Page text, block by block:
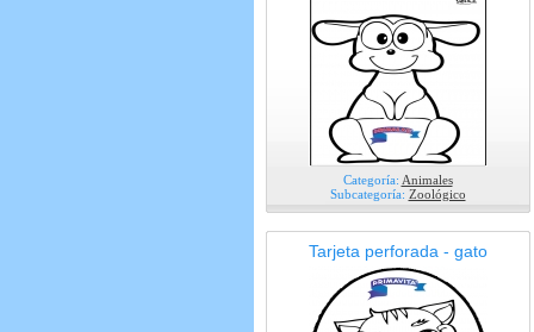
Categoría: Animales
Subcategoría: Zoológico
Tarjeta perforada - gato